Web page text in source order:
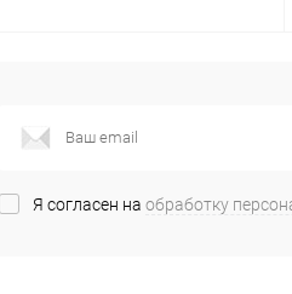
Купить в 1 клик
Я согласен на обработку